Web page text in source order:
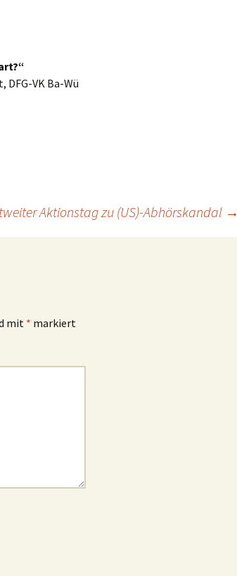
VK Ba-Wü
Aktionstag zu (US)-Abhörskandal →
mit* markiert